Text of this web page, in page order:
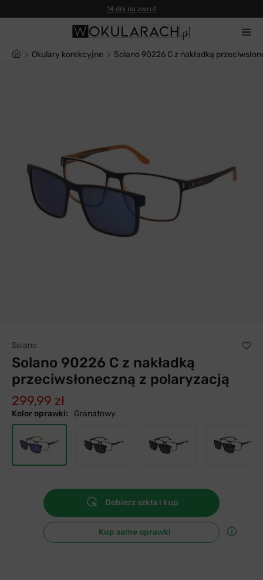
14 dni na zwrot
Okulary korekcyjne Solano 90226 C z nakładką
Solano
Solano 90226 C z nakładką
przeciwsłoneczną z polaryzacją
299,99 zł
Kolor oprawki: Granatowy
Dobierz szkła i kup
Kup same oprawki